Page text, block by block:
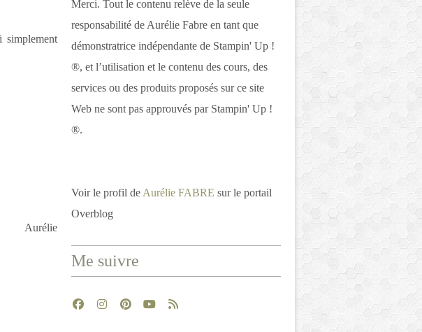
simplement
Aurélie
Merci. Tout le contenu relève de la seule
responsabilité de Aurélie Fabre en tant que
démonstratrice indépendante de Stampin' Up !
®, et l’utilisation et le contenu des cours, des
services ou des produits proposés sur ce site
Web ne sont pas approuvés par Stampin' Up !
®.
Voir le profil de Aurélie FABRE sur le portail
Overblog
Me suivre